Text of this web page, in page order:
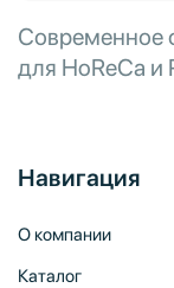
Современное
для HoReCa и
Навигация
О компании
Каталог